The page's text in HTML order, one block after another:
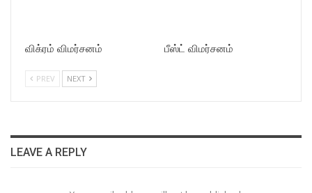
விக்ரம் விமர்சனம் பீஸ்ட் விமர்சனம்
PREV NEXT
LEAVE A REPLY